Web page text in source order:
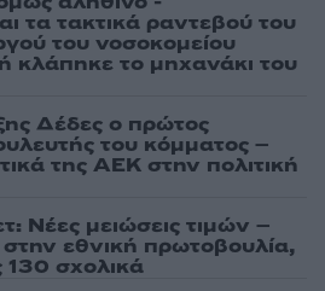
τα τακτικά ραντεβού του
του νοσοκομείου
κλάπηκε το μηχανάκι του
Δέδες ο πρώτος
του κόμματος –
της ΑΕΚ στην πολιτική
Νέες μειώσεις τιμών –
εθνική πρωτοβουλία,
σχολικά